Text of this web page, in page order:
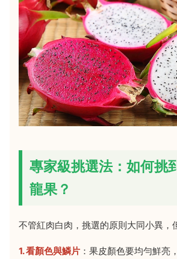
專家級挑選法：如何挑
龍果？
不管紅肉白肉，挑選的原則大同小異，
1. 看顏色與鱗片 ：果皮顏色要均勻鮮亮